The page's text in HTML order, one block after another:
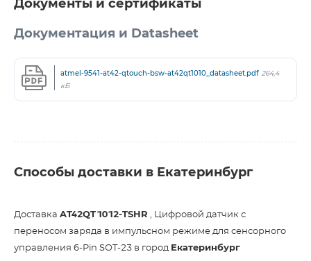
Документы и сертификаты
Документация и Datasheet
atmel-9541-at42-qtouch-bsw-at42qt1010_datasheet.pdf 264,4
кБ
Способы доставки в Екатеринбург
Доставка AT42QT1012-TSHR , Цифровой датчик с
переносом заряда в импульсном режиме для сенсорного
управления 6-Pin SOT-23 в город Екатеринбург